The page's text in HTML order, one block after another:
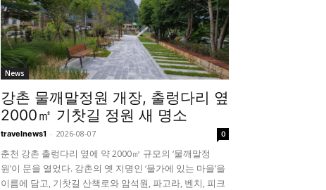
News
강촌 물깨말정원 개장, 출렁다리 옆
2000㎡ 기찻길 정원 새 명소
travelnews1 - 2026-08-07 0
춘천 강촌 출렁다리 옆에 약 2000㎡ 규모의 ‘물깨말정
원’이 문을 열었다. 강촌의 옛 지명인 ‘물가에 있는 마을’을
이름에 담고, 기찻길 산책로와 암석원, 파고라, 벤치, 피크